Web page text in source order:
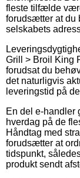
fleste tilfælde
forudsætter at du
selskabets
Grill > Broil King
forudsat du
det naturligvis
leveringstid på
En del e-handler
hverdag på de
Håndtag med
forudsætter at
tidspunkt,
produkt sendt